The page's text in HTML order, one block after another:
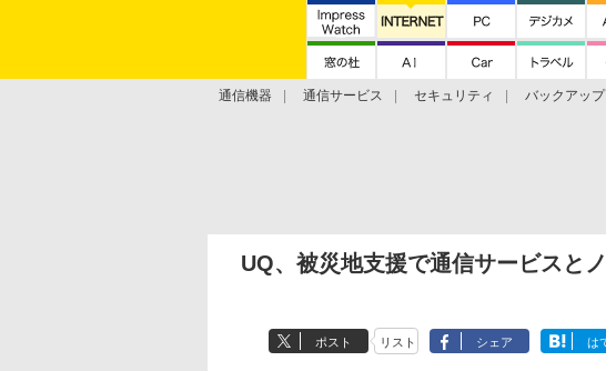
通信機器 通信サービス セキュリティ バックアップ
UQ、被災地支援で通信サービスと
ポスト リスト シェア は